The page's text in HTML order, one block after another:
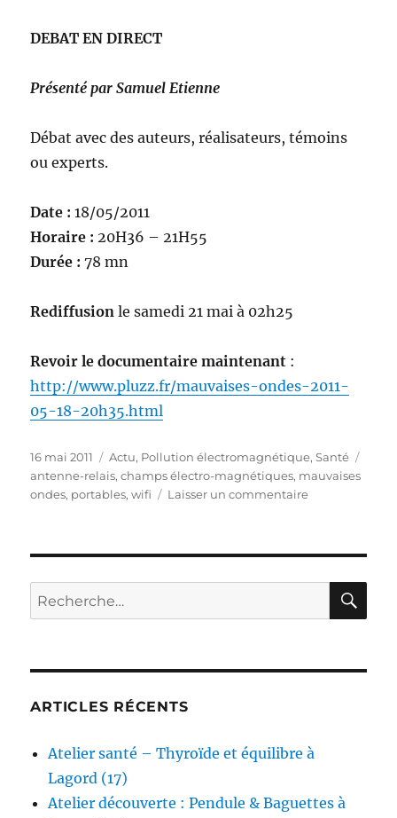
DEBAT EN DIRECT
Présenté par Samuel Etienne
Débat avec des auteurs, réalisateurs, témoins
ou experts.
Date :18/05/2011
Horaire :20H36 – 21H55
Durée :78 mn
Rediffusion le samedi 21 mai à 02h25
Revoir le documentaire maintenant :
http://www.pluzz.fr/mauvaises-ondes-2011-
05-18-20h35.html
Publié
le
16 mai 2011 Catégories
Actu, Pollution électromagnétique,Santé
antenne-relais,champs électro-magnétiques, mauvaises
ondes, portables,wifi Laisser un commentairesur
sur
France
3
Recherche
pour :
ARTICLES RÉCENTS
Atelier santé – Thyroïde et équilibre à
Lagord (17)
Atelier découverte : Pendule & Baguettes à